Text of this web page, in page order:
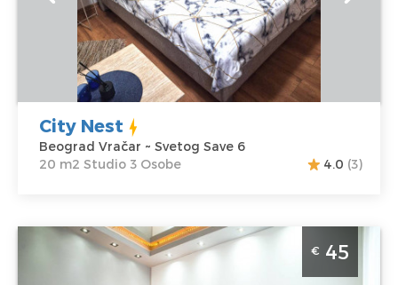
40 €
Struktura :
Studio
City Nest
Beograd Vračar ~ Svetog Save 6
20 m2 Studio 3 Osobe
4.0 (3)
Apartman Royal 1 u Beogradu se nalazi u Beogradskoj
ulici. Prosecna cena ovog apartmana je 35€.
Apartman Royal je idealan za smestaj do 2 osobe.
€ 45